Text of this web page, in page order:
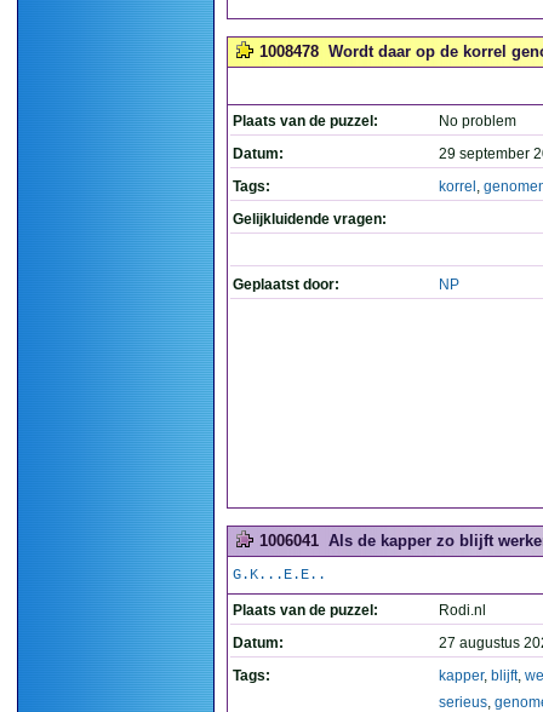
1008478 Wordt daar op de korrel
Plaats van de puzzel:
No problem
Datum:
29 september
Tags:
korrel ,
Gelijkluidende vragen:
Geplaatst door: NP
1006041 Als de kapper zo blijft
G.K...E.E..
Plaats van de puzzel:
Rodi.nl
Datum:
27 augustus
Tags:
kapper, blijft,
serieus,